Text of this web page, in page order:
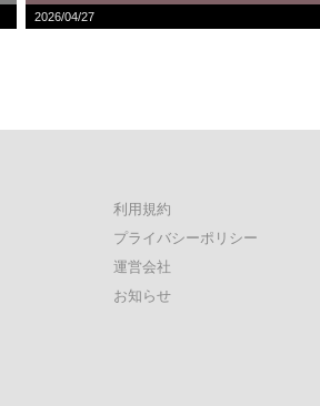
2026/04/27
利用規約
プライバシーポリシー
運営会社
お知らせ